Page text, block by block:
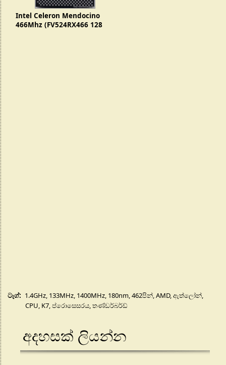
Intel Celeron Mendocino
466Mhz (FV524RX466 128
ටැග්: 1.4GHz, 133MHz, 1400MHz, 180nm,462පින්,AMD,ඇත්ලෝන්,
CPU, K7,ප්රොසෙසරය,තණ්ඩර්බර්ඩ්
අදහසක් ලියන්න